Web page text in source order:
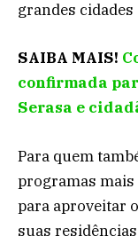
grandes
SAIBA MAIS!
confirmada
Serasa e
Para quem
programas
para aproveitar
suas